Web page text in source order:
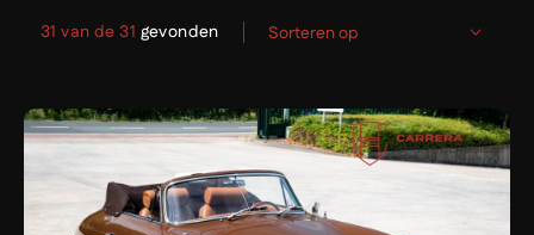
Over ons
Evenementen
Brandstof
Benzine 31
31 van de 31 gevonden Sorteren op